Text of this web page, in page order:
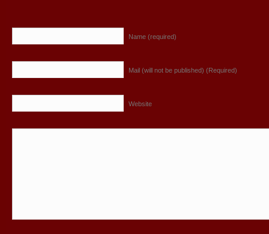
Name (required)
Mail (will not be published) (Required)
Website